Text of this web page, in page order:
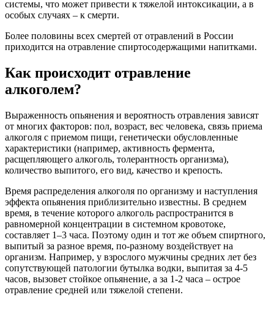
системы, что может привести к тяжелой интоксикации, а в
особых случаях – к смерти.
Более половины всех смертей от отравлений в России
приходится на отравление спиртосодержащими напитками.
Как происходит отравление
алкоголем?
Выраженность опьянения и вероятность отравления зависят
от многих факторов: пол, возраст, вес человека, связь приема
алкоголя с приемом пищи, генетически обусловленные
характеристики (например, активность фермента,
расщепляющего алкоголь, толерантность организма),
количество выпитого, его вид, качество и крепость.
Время распределения алкоголя по организму и наступления
эффекта опьянения приблизительно известны. В среднем
время, в течение которого алкоголь распространится в
равномерной концентрации в системном кровотоке,
составляет 1–3 часа. Поэтому один и тот же объем спиртного,
выпитый за разное время, по-разному воздействует на
организм. Например, у взрослого мужчины средних лет без
сопутствующей патологии бутылка водки, выпитая за 4-5
часов, вызовет стойкое опьянение, а за 1-2 часа – острое
отравление средней или тяжелой степени.